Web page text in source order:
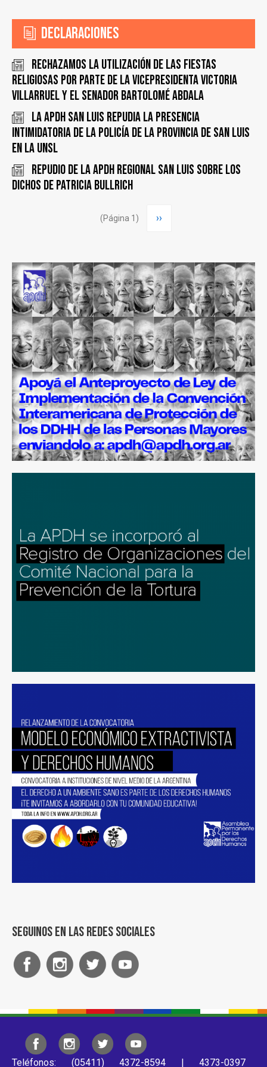
Declaraciones
RECHAZAMOS LA UTILIZACIÓN DE LAS FIESTAS
RELIGIOSAS POR PARTE DE LA VICEPRESIDENTA VICTORIA
VILLARRUEL Y EL SENADOR BARTOLOMÉ ABDALA
La APDH SAN LUIS repudia la presencia
intimidatoria de la policía de la provincia de San Luis
en la UNSL
Repudio de la APDH Regional San Luis SOBRE LOS
DICHOS DE PATRICIA BULLRICH
(Página 1)
Siguiente
››
Seguinos en las redes sociales
Teléfonos: (05411) 4372-8594 | 4373-0397